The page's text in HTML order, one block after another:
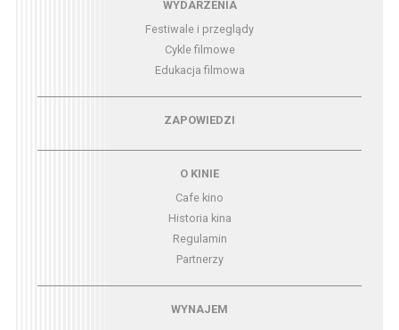
Menu - wydarzeniaWYDARZENIA
Festiwale i przeglądy
Cykle filmowe
Edukacja filmowa
Menu - zapowiedziZAPOWIEDZI
O KINIE
Cafe kino
Historia kina
Regulamin
Partnerzy
Menu - wynajemWYNAJEM